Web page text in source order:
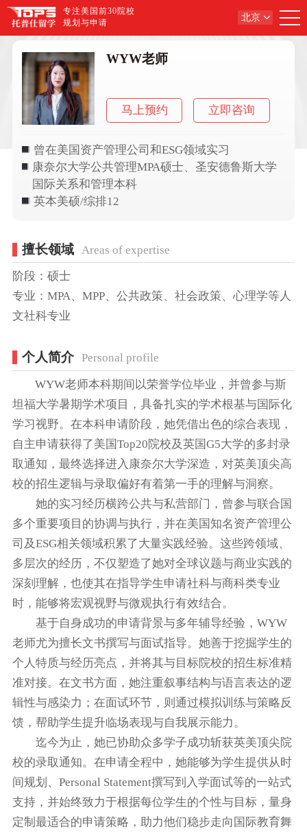
专注美国前30院校
规划与申请
北京
WYW老师
马上预约 立即咨询
曾在美国资产管理公司和ESG领域实习
康奈尔大学公共管理MPA硕士、圣安德鲁斯大学
国际关系和管理本科
英本美硕/综排12
擅长领域 Areas of expertise
阶段：硕士
专业：MPA、MPP、公共政策、社会政策、心理学等人
文社科专业
个人简介 Personal profile
WYW老师本科期间以荣誉学位毕业，并曾参与斯
坦福大学暑期学术项目，具备扎实的学术根基与国际化
学习视野。在本科申请阶段，她凭借出色的综合表现，
自主申请获得了美国Top20院校及英国G5大学的多封录
取通知，最终选择进入康奈尔大学深造，对英美顶尖高
校的招生逻辑与录取偏好有着第一手的理解与洞察。
她的实习经历横跨公共与私营部门，曾参与联合国
多个重要项目的协调与执行，并在美国知名资产管理公
司及ESG相关领域积累了大量实践经验。这些跨领域、
多层次的经历，不仅塑造了她对全球议题与商业实践的
深刻理解，也使其在指导学生申请社科与商科类专业
时，能够将宏观视野与微观执行有效结合。
基于自身成功的申请背景与多年辅导经验，WYW
老师尤为擅长文书撰写与面试指导。她善于挖掘学生的
个人特质与经历亮点，并将其与目标院校的招生标准精
准对接。在文书方面，她注重叙事结构与语言表达的逻
辑性与感染力；在面试环节，则通过模拟训练与策略反
馈，帮助学生提升临场表现与自我展示能力。
迄今为止，她已协助众多学子成功斩获英美顶尖院
校的录取通知。在申请全程中，她能够为学生提供从时
间规划、Personal Statement撰写到入学面试等的一站式
支持，并始终致力于根据每位学生的个性与目标，量身
定制最适合的申请策略，助力他们稳步走向国际教育舞